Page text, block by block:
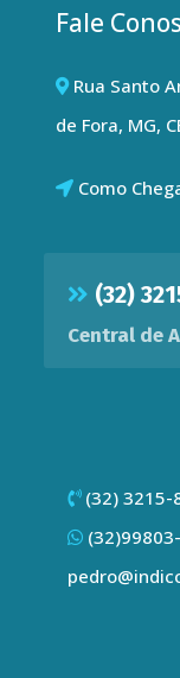
Fale
Rua Santo
de Fora, MG,
Como
(32)
Central de
(32) 3215-